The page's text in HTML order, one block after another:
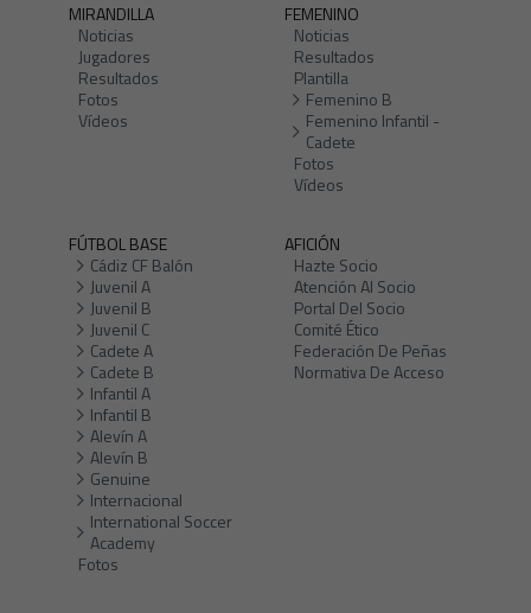
MIRANDILLA
Noticias
Jugadores
Resultados
Fotos
Vídeos
FEMENINO
Noticias
Resultados
Plantilla
Femenino B
Femenino Infantil -
Cadete
Fotos
Vídeos
FÚTBOL BASE
Cádiz CF Balón
Juvenil A
Juvenil B
Juvenil C
Cadete A
Cadete B
Infantil A
Infantil B
Alevín A
Alevín B
Genuine
Internacional
International Soccer
Academy
Fotos
AFICIÓN
Hazte Socio
Atención Al Socio
Portal Del Socio
Comité Ético
Federación De Peñas
Normativa De Acceso